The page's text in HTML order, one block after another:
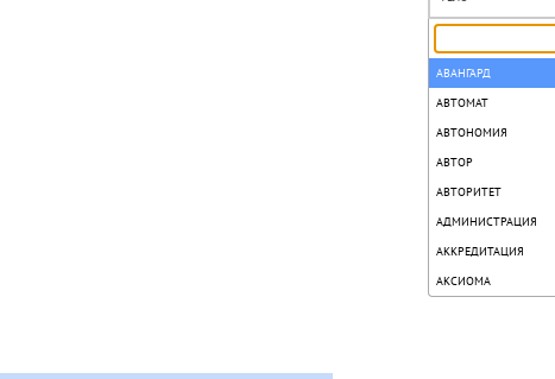
АВАНГАРД
АВТОМАТ
АВТОНОМИЯ
АВТОР
АВТОРИТЕТ
АДМИНИСТРАЦИЯ
АККРЕДИТАЦИЯ
АКСИОМА